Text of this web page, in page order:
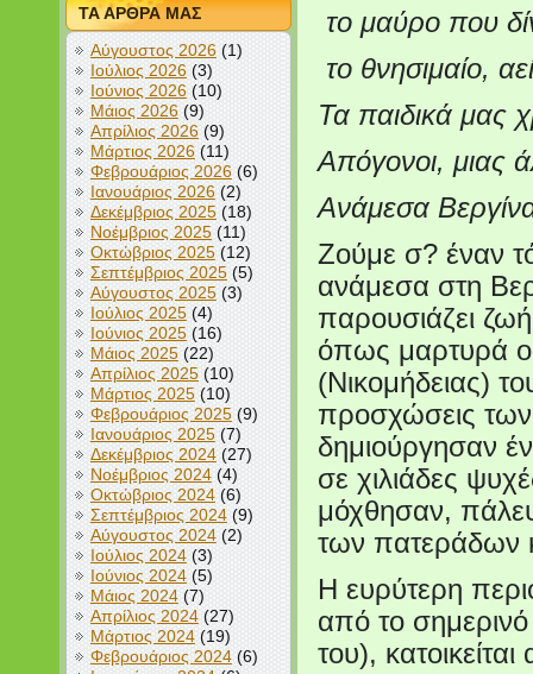
ΤΑ ΑΡΘΡΑ ΜΑΣ
Αύγουστος 2026(1)
Ιούλιος 2026(3)
Ιούνιος 2026(10)
Μάιος 2026(9)
Απρίλιος 2026(9)
Μάρτιος 2026(11)
Φεβρουάριος 2026(6)
Ιανουάριος 2026(2)
Δεκέμβριος 2025(18)
Νοέμβριος 2025(11)
Οκτώβριος 2025(12)
Σεπτέμβριος 2025(5)
Αύγουστος 2025(3)
Ιούλιος 2025(4)
Ιούνιος 2025(16)
Μάιος 2025(22)
Απρίλιος 2025(10)
Μάρτιος 2025(10)
Φεβρουάριος 2025(9)
Ιανουάριος 2025(7)
Δεκέμβριος 2024(27)
Νοέμβριος 2024(4)
Οκτώβριος 2024(6)
Σεπτέμβριος 2024(9)
Αύγουστος 2024(2)
Ιούλιος 2024(3)
Ιούνιος 2024(5)
Μάιος 2024(7)
Απρίλιος 2024(27)
Μάρτιος 2024(19)
Φεβρουάριος 2024(6)
το μαύρο που
το θνησιμαίο,
Τα παιδικά μας
Απόγονοι, μιας
Ανάμεσα
Ζούμε σ? έναν
ανάμεσα στη
παρουσιάζει
όπως μαρτυρά ο
(Νικομήδειας)
προσχώσεις
δημιούργησαν
σε χιλιάδες
μόχθησαν,
των πατεράδων
Η ευρύτερη
από το
του),